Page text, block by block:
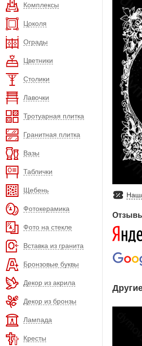
Комплексы
Цоколя
Ограды
Цветники
Столики
Лавочки
Тротуарная плитка
Гранитная плитка
Вазы
Таблички
Щебень
Фотокерамика
Фото на стекле
Вставка из гранита
Бронзовые буквы
Декор из акрила
Декор из бронзы
Лампада
Кресты